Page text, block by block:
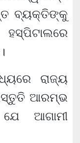
ବ୍ୟକ୍ତିଙ୍କୁ
ରାଜ୍ୟ
ଆରମ୍ଭ
ଯେ ଆଗାମୀ